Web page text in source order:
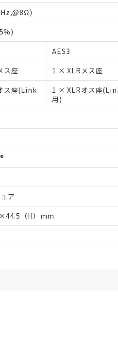
AES3
ス座
1 × XLRメス座
ス座(Link
1 × XLRオス座
用)
ア
（H）mm